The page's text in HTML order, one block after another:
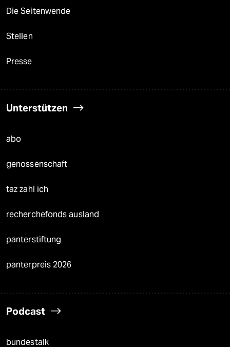
Die Seitenwende
Stellen
Presse
Unterstützen
abo
genossenschaft
taz zahl ich
recherchefonds ausland
panterstiftung
panterpreis 2026
Podcast
bundestalk